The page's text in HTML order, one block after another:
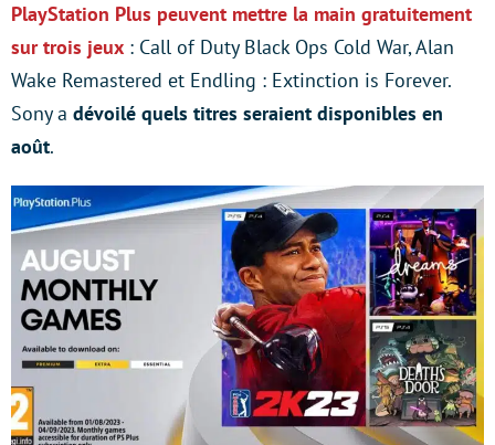
PlayStation Plus peuvent mettre la main gratuitement
sur trois jeux : Call of Duty Black Ops Cold War, Alan
Wake Remastered et Endling : Extinction is Forever.
Sony a dévoilé quels titres seraient disponibles en
août.